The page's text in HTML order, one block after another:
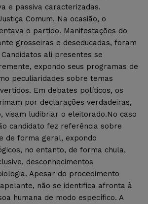
e passiva caracterizadas.
Comum. Na ocasião, o
o partido. Manifestações do
grosseiras e deseducadas, foram
ali presentes se
expondo seus programas de
peculiaridades sobre temas
Em debates políticos, os
por declarações verdadeiras,
visam ludibriar o eleitorado.No caso
candidato fez referência sobre
de forma geral, expondo
no entanto, de forma chula,
desconhecimentos
Apesar do procedimento
não se identifica afronta à
humana de modo específico. A